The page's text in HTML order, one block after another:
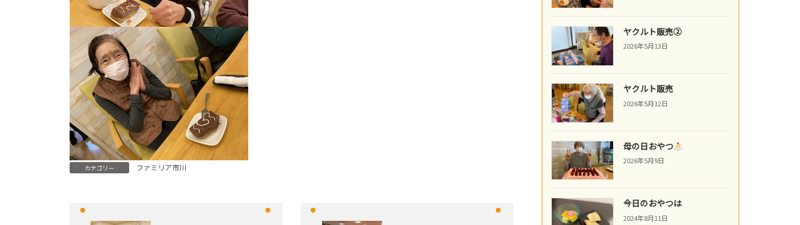
カテゴリー ファミリア市川
ヤクルト販売②
2026年5月13日
ヤクルト販売
2026年5月12日
母の日おやつ
2026年5月9日
今日のおやつは
2024年8月11日